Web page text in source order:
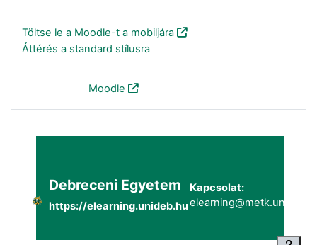
Töltse le a Moodle-t a mobiljára
Áttérés a standard stílusra
Moodle
Debreceni Egyetem
https://elearning.unideb.hu
Kapcsolat: